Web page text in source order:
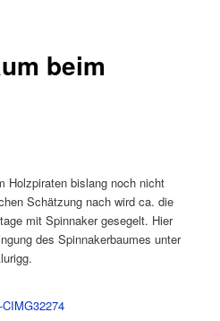
beim
Holzpiraten bislang noch nicht
Schätzung nach wird ca. die
mit Spinnaker gesegelt. Hier
des Spinnakerbaumes unter